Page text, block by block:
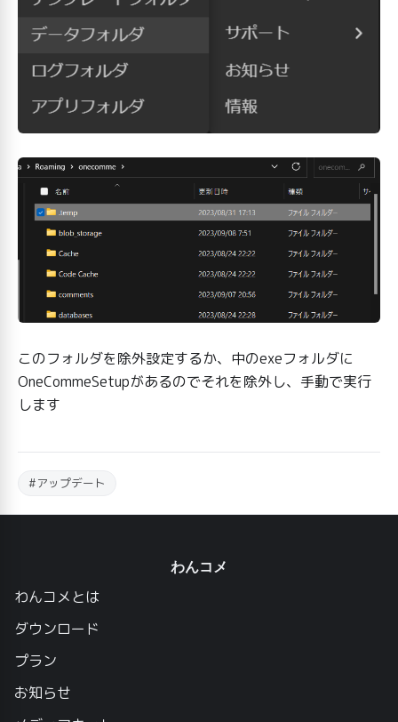
このフォルダを除外設定するか、中のexeフォルダに
OneCommeSetupがあるのでそれを除外し、手動で実行
します
#アップデート
わんコメ
わんコメとは
ダウンロード
プラン
お知らせ